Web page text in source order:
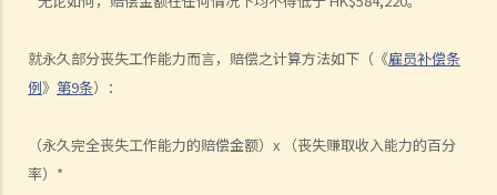
就永久部分丧失工作能力而言，赔偿之计算方法如下（《雇员补偿条
例》 第9条）：
（永久完全丧失工作能力的赔偿金额）x （丧失赚取收入能力的百分
率）*
8. 建筑及营造行业的总承判商有没有责任支付次承判商的雇员的工资？
9. 工资是否包括酌情发给的佣金或花红？
11. 如何计算年终酬金？我可于何时收取有关的款项？
C. 终止雇佣关系及所需之补偿